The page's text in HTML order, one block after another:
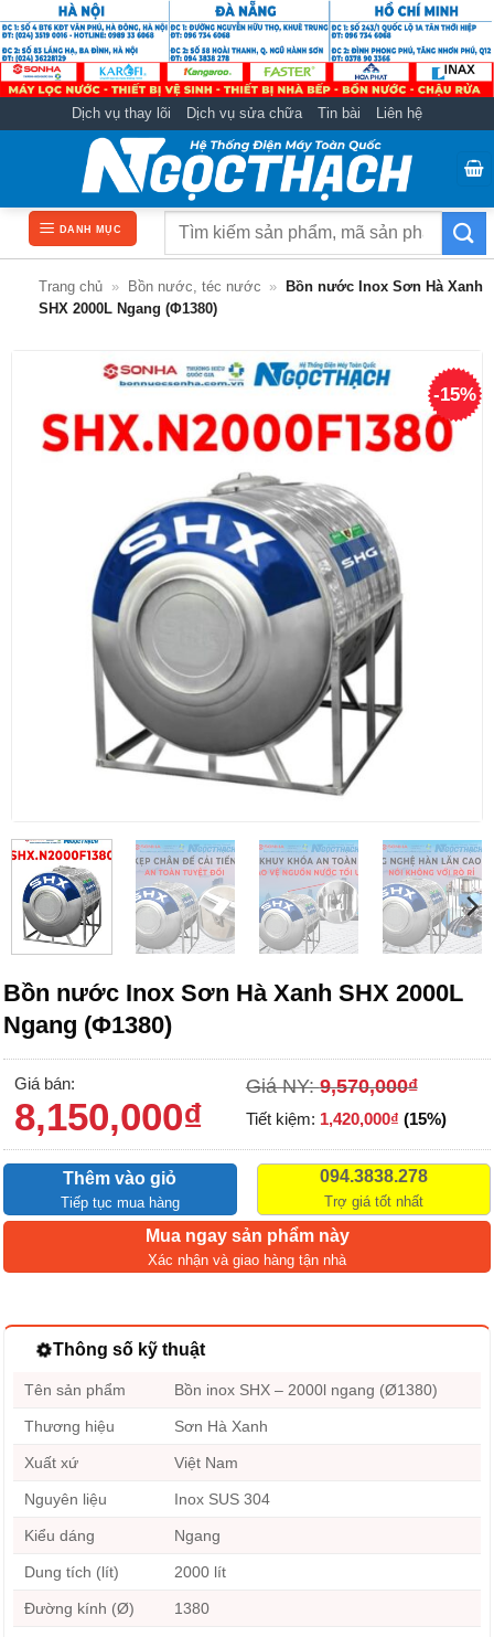
qua
nội
dung
Dịch vụ thay lõi Dịch vụ sửa chữa Tin bài Liên hệ
DANH MỤC
Tìm
Trang chủ » Bồn nước, téc nước »
Bồn nước Inox Sơn Hà Xanh
SHX 2000L Ngang (Φ1380)
-15%
Bồn nước Inox Sơn Hà Xanh SHX 2000L
Ngang (Φ1380)
Giá bán:
8,150,000₫
Giá NY:9,570,000₫
Tiết kiệm: 1,420,000₫ (15%)
Thêm vào giỏ
Tiếp tục mua hàng
094.3838.278
Trợ giá tốt nhất
Mua ngay sản phẩm này
Xác nhận và giao hàng tận nhà
Thông số kỹ thuật
Tên sản phẩm Bồn inox SHX – 2000l ngang (Ø1380)
Thương hiệu Sơn Hà Xanh
Xuất xứ Việt Nam
Nguyên liệu Inox SUS 304
Kiểu dáng Ngang
Dung tích (lít) 2000 lít
Đường kính (Ø) 1380